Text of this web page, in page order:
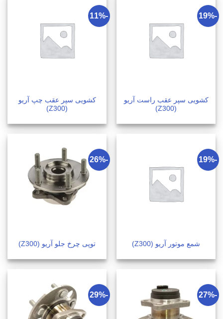
-19%
کشویی سپر عقب راست آریو
(Z300)
-11%
کشویی سپر عقب چپ آریو
(Z300)
-19%
شمع موتور آریو (Z300)
-26%
توپی چرخ جلو آریو (Z300)
-27%
-29%